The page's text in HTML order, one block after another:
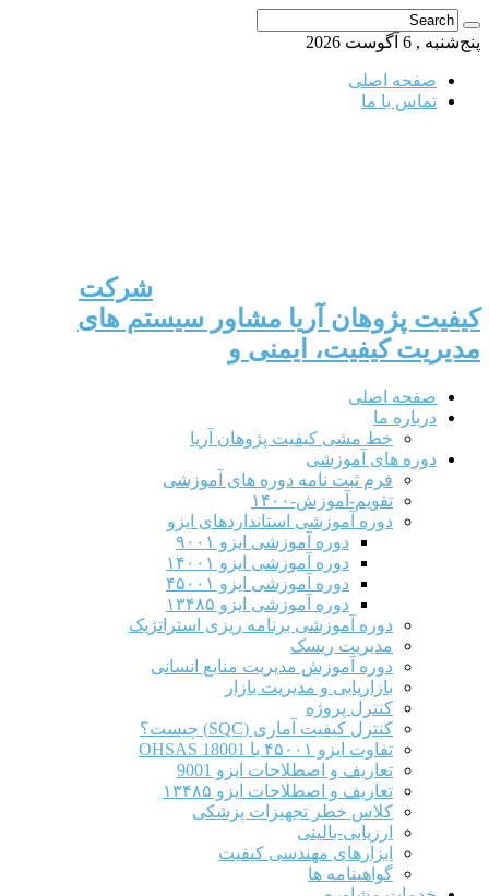
پنج‌شنبه , 6 آگوست 2026
صفحه اصلی
تماس با ما
شرکت
کیفیت پژوهان آریا مشاور سیستم های
مدیریت کیفیت، ایمنی و
صفحه اصلی
درباره ما
خط مشی کیفیت پژوهان آریا
دوره های آموزشی
فرم ثبت نامه دوره های آموزشی
تقویم-آموزش-۱۴۰۰
دوره آموزشی استانداردهای ایزو
دوره آموزشی ایزو ۹۰۰۱
دوره آموزشی ایزو ۱۴۰۰۱
دوره آموزشی ایزو ۴۵۰۰۱
دوره آموزشی ایزو ۱۳۴۸۵
دوره آموزشی برنامه ریزی استراتژیک
مدیریت ریسک
دوره آموزش مدیریت منابع انسانی
بازاریابی و مدیریت بازار
کنترل پروژه
کنترل کیفیت آماری (SQC) چیست؟
تفاوت ایزو ۴۵۰۰۱ با OHSAS 18001
تعاریف و اصطلاحات ایزو 9001
تعاریف و اصطلاحات ایزو ۱۳۴۸۵
کلاس خطر تجهیزات پزشکی
ارزیابی-بالینی
ابزارهای مهندسی کیفیت
گواهینامه ها